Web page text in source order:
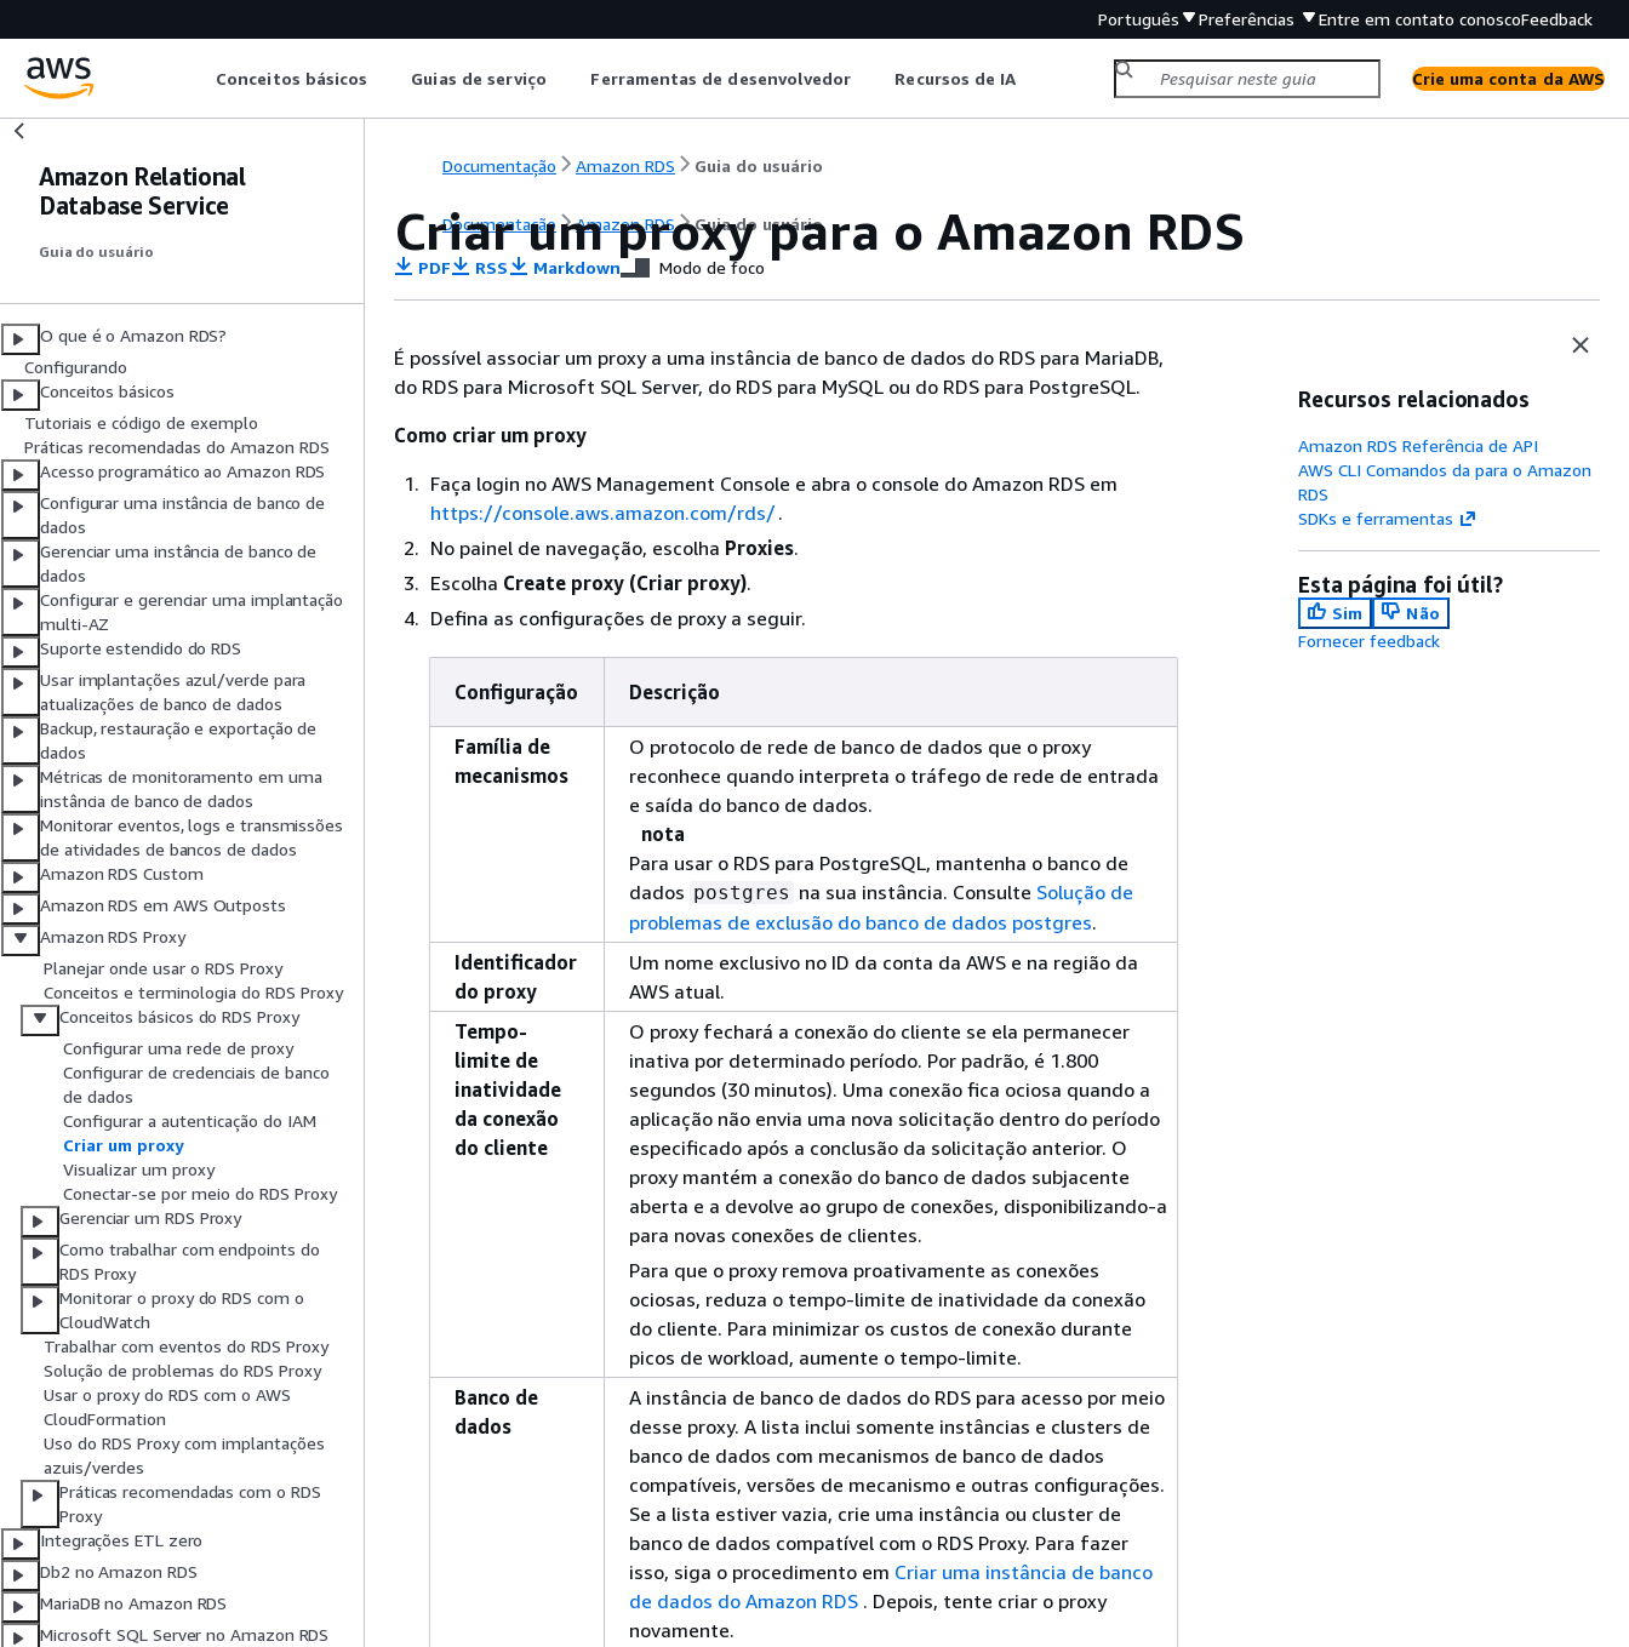
Português Preferências Entre em contato conoscoFeedback
Conceitos básicos Guias de serviço Ferramentas de desenvolvedor Recursos de IA Crie uma conta da AWS
Amazon Relational
Database Service
Guia do usuário
O que é o Amazon RDS?
Configurando
Conceitos básicos
Tutoriais e código de exemplo
Práticas recomendadas do Amazon RDS
Acesso programático ao Amazon RDS
Configurar uma instância de banco de
dados
Gerenciar uma instância de banco de
dados
Configurar e gerenciar uma implantação
multi-AZ
Suporte estendido do RDS
Usar implantações azul/verde para
atualizações de banco de dados
Backup, restauração e exportação de
dados
Métricas de monitoramento em uma
instância de banco de dados
Monitorar eventos, logs e transmissões
de atividades de bancos de dados
Amazon RDS Custom
Amazon RDS em AWS Outposts
Amazon RDS Proxy
Planejar onde usar o RDS Proxy
Conceitos e terminologia do RDS Proxy
Conceitos básicos do RDS Proxy
Configurar uma rede de proxy
Configurar de credenciais de banco
de dados
Configurar a autenticação do IAM
Criar um proxy
Visualizar um proxy
Conectar-se por meio do RDS Proxy
Gerenciar um RDS Proxy
Como trabalhar com endpoints do
RDS Proxy
Monitorar o proxy do RDS com o
CloudWatch
Trabalhar com eventos do RDS Proxy
Solução de problemas do RDS Proxy
Usar o proxy do RDS com o AWS
CloudFormation
Uso do RDS Proxy com implantações
azuis/verdes
Práticas recomendadas com o RDS
Proxy
Integrações ETL zero
Db2 no Amazon RDS
MariaDB no Amazon RDS
Microsoft SQL Server no Amazon RDS
Documentação Amazon RDS Guia do usuário
Documentação Amazon RDS Guia do usuário
Criar um proxy para o Amazon RDS
PDF RSS Markdown Modo de foco
É possível associar um proxy a uma instância de banco de dados do RDS para MariaDB,
do RDS para Microsoft SQL Server, do RDS para MySQL ou do RDS para PostgreSQL.
Como criar um proxy
Faça login no AWS Management Console e abra o console do Amazon RDS em
https://console.aws.amazon.com/rds/.
No painel de navegação, escolha Proxies.
Escolha Create proxy (Criar proxy).
Defina as configurações de proxy a seguir.
Configuração Descrição
Família de
mecanismos
O protocolo de rede de banco de dados que o proxy
reconhece quando interpreta o tráfego de rede de entrada
e saída do banco de dados.
nota
Para usar o RDS para PostgreSQL, mantenha o banco de
dados postgres na sua instância. Consulte Solução de
problemas de exclusão do banco de dados postgres.
Identificador
do proxy
Um nome exclusivo no ID da conta da AWS e na região da
AWS atual.
Tempo-
limite de
inatividade
da conexão
do cliente
O proxy fechará a conexão do cliente se ela permanecer
inativa por determinado período. Por padrão, é 1.800
segundos (30 minutos). Uma conexão fica ociosa quando a
aplicação não envia uma nova solicitação dentro do período
especificado após a conclusão da solicitação anterior. O
proxy mantém a conexão do banco de dados subjacente
aberta e a devolve ao grupo de conexões, disponibilizando-a
para novas conexões de clientes.
Para que o proxy remova proativamente as conexões
ociosas, reduza o tempo-limite de inatividade da conexão
do cliente. Para minimizar os custos de conexão durante
picos de workload, aumente o tempo-limite.
Banco de
dados
A instância de banco de dados do RDS para acesso por meio
desse proxy. A lista inclui somente instâncias e clusters de
banco de dados com mecanismos de banco de dados
compatíveis, versões de mecanismo e outras configurações.
Se a lista estiver vazia, crie uma instância ou cluster de
banco de dados compatível com o RDS Proxy. Para fazer
isso, siga o procedimento em Criar uma instância de banco
de dados do Amazon RDS . Depois, tente criar o proxy
novamente.
Recursos relacionados
Amazon RDS Referência de API
AWS CLI Comandos da para o Amazon
RDS
SDKs e ferramentas
Esta página foi útil?
Sim
Não
Fornecer feedback